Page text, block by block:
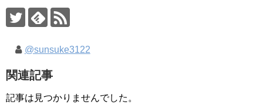
@sunsuke3122
関連記事
記事は見つかりませんでした。